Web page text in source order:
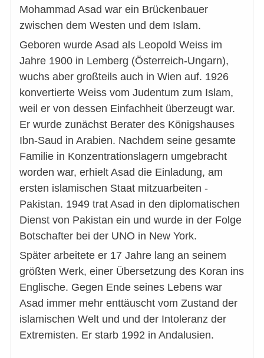
Mohammad Asad war ein Brückenbauer
zwischen dem Westen und dem Islam.
Geboren wurde Asad als Leopold Weiss im
Jahre 1900 in Lemberg (Österreich-Ungarn),
wuchs aber großteils auch in Wien auf. 1926
konvertierte Weiss vom Judentum zum Islam,
weil er von dessen Einfachheit überzeugt war.
Er wurde zunächst Berater des Königshauses
Ibn-Saud in Arabien. Nachdem seine gesamte
Familie in Konzentrationslagern umgebracht
worden war, erhielt Asad die Einladung, am
ersten islamischen Staat mitzuarbeiten -
Pakistan. 1949 trat Asad in den diplomatischen
Dienst von Pakistan ein und wurde in der Folge
Botschafter bei der UNO in New York.
Später arbeitete er 17 Jahre lang an seinem
größten Werk, einer Übersetzung des Koran ins
Englische. Gegen Ende seines Lebens war
Asad immer mehr enttäuscht vom Zustand der
islamischen Welt und und der Intoleranz der
Extremisten. Er starb 1992 in Andalusien.